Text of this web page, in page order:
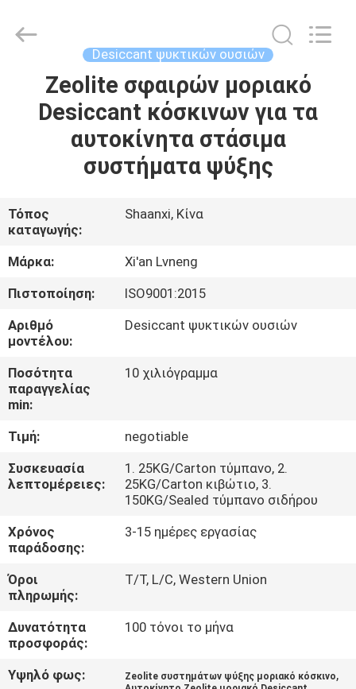
ΑΡΧΙΚΉ
ΠΡΟΪΌΝΤΑ
ΕΚΠΟΜΠΉ
VR
ΣΧΕΤΙΚΆ
ΜΕ
ΕΜΆΣ
ΣΤΟ
ΕΡΓΟΣΤΆΣΙΟ
ΠΟΙΟΤΙΚΌΣ
ΈΛΕΓΧΟΣ
ΕΠΙΚΟΙΝΩΝΉΣΤΕ
ΜΑΖΊ
ΜΑΣ
Technology
Co.,Ltd..
Desiccant ψυκτικών ουσιών
Zeolite σφαιρών μοριακό
Desiccant κόσκινων για τα
αυτοκίνητα στάσιμα
συστήματα ψύξης
Τόπος
καταγωγής:
Shaanxi, Κίνα
Μάρκα:
Xi'an Lvneng
Πιστοποίηση:
ISO9001:2015
Αριθμό
μοντέλου:
Desiccant ψυκτικών ουσιών
Ποσότητα
παραγγελίας
min:
10 χιλιόγραμμα
Τιμή:
negotiable
Συσκευασία
λεπτομέρειες:
1. 25KG/Carton τύμπανο, 2.
25KG/Carton κιβώτιο, 3.
150KG/Sealed τύμπανο σιδήρου
Χρόνος
παράδοσης:
3-15 ημέρες εργασίας
Όροι
πληρωμής:
T/T, L/C, Western Union
Δυνατότητα
προσφοράς:
100 τόνοι το μήνα
Υψηλό φως: Zeolite συστημάτων ψύξης μοριακό κόσκινο,